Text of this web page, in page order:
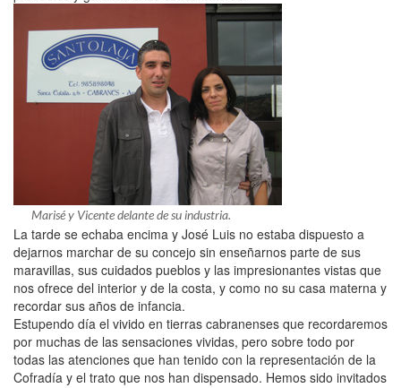
Marisé y Vicente delante de su industria.
La tarde se echaba encima y José Luis no estaba dispuesto a
dejarnos marchar de su concejo sin enseñarnos parte de sus
maravillas, sus cuidados pueblos y las impresionantes vistas que
nos ofrece del interior y de la costa, y como no su casa materna y
recordar sus años de infancia.
Estupendo día el vivido en tierras cabranenses que recordaremos
por muchas de las sensaciones vividas, pero sobre todo por
todas las atenciones que han tenido con la representación de la
Cofradía y el trato que nos han dispensado. Hemos sido invitados